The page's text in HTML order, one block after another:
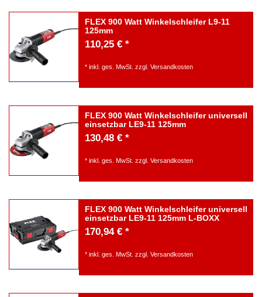
FLEX 900 Watt Winkelschleifer L9-11
125mm
110,25 € *
* inkl. ges. MwSt. zzgl. Versandkosten
FLEX 900 Watt Winkelschleifer universell
einsetzbar LE9-11 125mm
130,48 € *
* inkl. ges. MwSt. zzgl. Versandkosten
FLEX 900 Watt Winkelschleifer universell
einsetzbar LE9-11 125mm L-BOXX
170,94 € *
* inkl. ges. MwSt. zzgl. Versandkosten